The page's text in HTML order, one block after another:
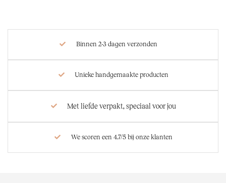
Binnen 2-3 dagen verzonden
Unieke handgemaakte producten
Met liefde verpakt, speciaal voor jou
We scoren een 4.7/5 bij onze klanten